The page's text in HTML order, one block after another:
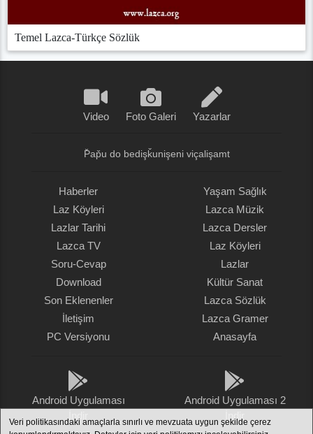
Veri politikasındaki amaçlarla sınırlı ve mevzuata uygun şekilde çerez
Temel Lazca-Türkçe Sözlük
Video Foto Galeri Yazarlar
P̌ap̌u do bedişǩunişeni viçalişamt
Haberler
Laz Köyleri
Lazlar Tarihi
Lazca TV
Soru-Cevap
Download
Son Eklenenler
İletişim
PC Versiyonu
Yaşam Sağlık
Lazca Müzik
Lazca Dersler
Laz Köyleri
Lazlar
Kültür Sanat
Lazca Sözlük
Lazca Gramer
Anasayfa
Android Uygulaması
Android Uygulaması 2